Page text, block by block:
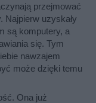
przejmować
Najpierw uzyskały
są komputery, a
się. Tym
nawzajem
może dzięki temu
Ona już